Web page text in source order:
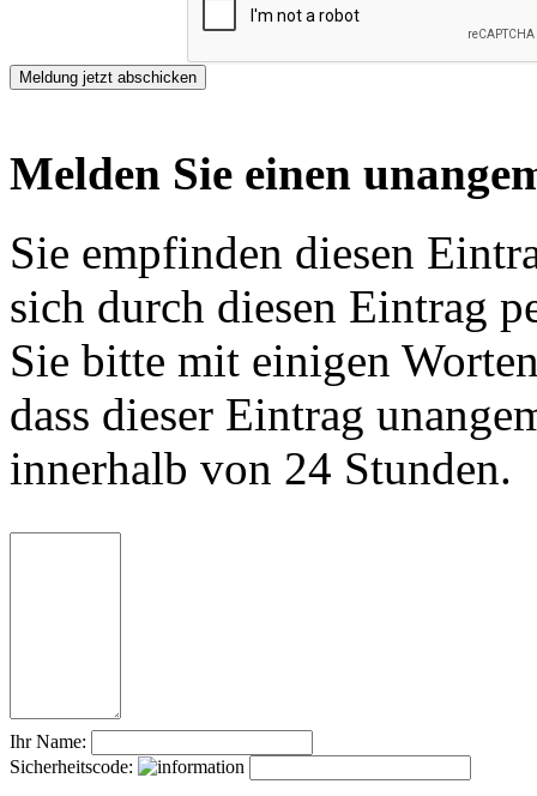
Melden Sie einen
Sie empfinden diesen
sich durch diesen Eintrag
Sie bitte mit einigen
dass dieser Eintrag
innerhalb von 24 Stunden.
Ihr Name:
Sicherheitscode: